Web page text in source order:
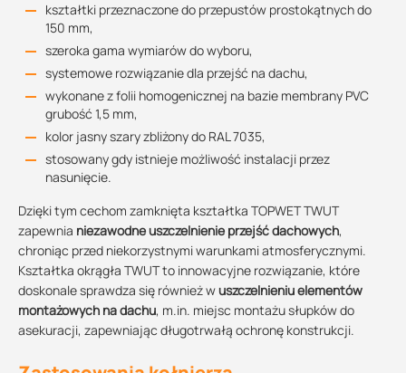
kształtki przeznaczone do przepustów prostokątnych do
150 mm,
szeroka gama wymiarów do wyboru,
systemowe rozwiązanie dla przejść na dachu,
wykonane z folii homogenicznej na bazie membrany PVC
grubość 1,5 mm,
kolor jasny szary zbliżony do RAL 7035,
stosowany gdy istnieje możliwość instalacji przez
nasunięcie.
Dzięki tym cechom zamknięta kształtka TOPWET TWUT
zapewnia niezawodne uszczelnienie przejść dachowych,
chroniąc przed niekorzystnymi warunkami atmosferycznymi.
Kształtka okrągła TWUT to innowacyjne rozwiązanie, które
doskonale sprawdza się również wuszczelnieniu elementów
montażowych na dachu, m.in. miejsc montażu słupków do
asekuracji, zapewniając długotrwałą ochronę konstrukcji.